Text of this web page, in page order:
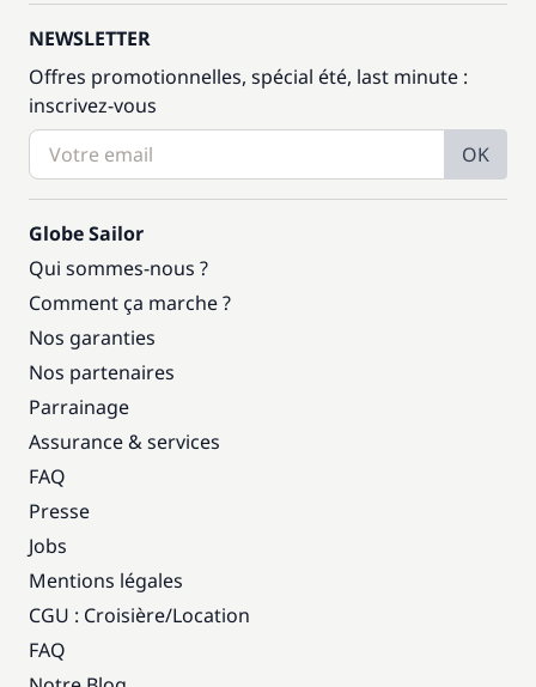
NEWSLETTER
Offres promotionnelles, spécial été, last minute :
inscrivez-vous
OK
Globe Sailor
Qui sommes-nous ?
Comment ça marche ?
Nos garanties
Nos partenaires
Parrainage
Assurance & services
FAQ
Presse
Jobs
Mentions légales
CGU : Croisière/Location
FAQ